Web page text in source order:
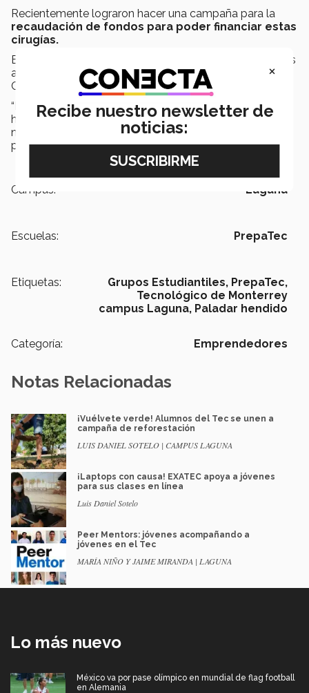
Recientemente lograron hacer una campaña para la
recaudación de fondos para poder financiar estas
cirugías.
En breve los estudiantes del Tec alistan cartas y regalos
a 20 niños con labio y paladar hendido que viven en la
Comarca Lagunera.
“La misión del grupo es ayudar y seguiremos
haciéndolo, cada aportación vale un mundo para estos
niños y con nuestro entusiasmo podemos crearle su
propia sonrisa a cada uno de ellos”, finalizó.
Campus: Laguna
Escuelas: PrepaTec
Etiquetas: Grupos Estudiantiles, PrepaTec,
Tecnológico de Monterrey
campus Laguna, Paladar hendido
Categoría: Emprendedores
Notas Relacionadas
¡Vuélvete verde! Alumnos del Tec se unen a
campaña de reforestación
LUIS DANIEL SOTELO | CAMPUS LAGUNA
¡Laptops con causa! EXATEC apoya a jóvenes
para sus clases en línea
Luis Daniel Sotelo
Peer Mentors: jóvenes acompañando a
jóvenes en el Tec
MARÍA NIÑO Y JAIME MIRANDA | LAGUNA
Lo más nuevo
México va por pase olímpico en mundial de flag football
en Alemania
×
Recibe nuestro newsletter de
noticias: